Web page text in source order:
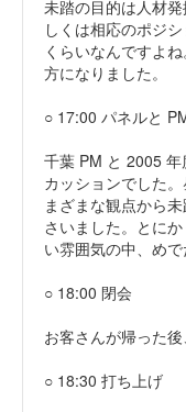
未踏の目的は人材
しくは相応のポジ
くらいなんですよ
方になりました。
○ 17:00 パネルと
千葉 PM と 2005
カッションでした
まざまな観点から
さいました。とに
い雰囲気の中、めで
○ 18:00 閉会
お客さんが帰った後
○ 18:30 打ち上げ